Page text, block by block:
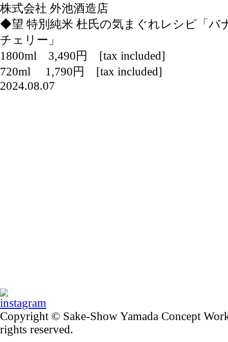
株式会社 外池酒造店
◆望 特別純米 杜氏の気まぐれレシピ「バ
チェリー」
1800ml 3,490円 [tax included]
720ml 1,790円 [tax included]
2024.08.07
Copyright © Sake-Show Yamada Concept
rights reserved.